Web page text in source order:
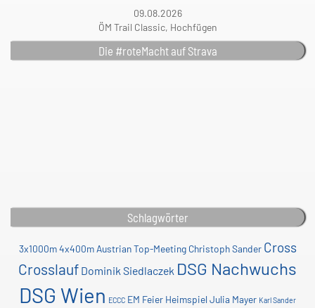
09.08.2026
ÖM Trail Classic, Hochfügen
Die #roteMacht auf Strava
Schlagwörter
3x1000m 4x400m Austrian Top-Meeting Christoph Sander Cross
Crosslauf Dominik Siedlaczek DSG Nachwuchs
DSG Wien ECCC EM Feier Heimspiel Julia Mayer Karl Sander